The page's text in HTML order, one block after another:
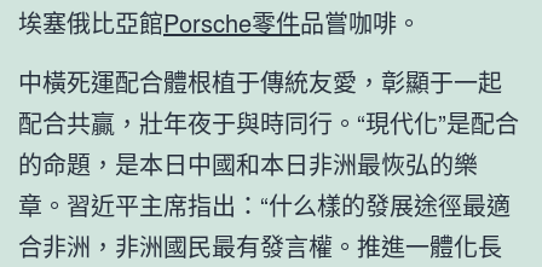
埃塞俄比亞館Porsche零件品嘗咖啡。
中橫死運配合體根植于傳統友愛，彰顯于一起
配合共贏，壯年夜于與時同行。“現代化”是配合
的命題，是本日中國和本日非洲最恢弘的樂
章。習近平主席指出：“什么樣的發展途徑最適
合非洲，非洲國民最有發言權。推進一體化長